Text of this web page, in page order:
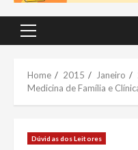
Primary
Home 2015 Janeiro
Medicina de Família e
Dúvidas dos Leitores